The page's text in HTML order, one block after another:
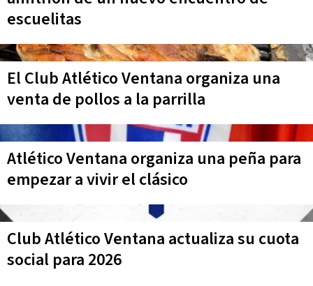
escuelitas
El Club Atlético Ventana organiza una
venta de pollos a la parrilla
Atlético Ventana organiza una peña para
empezar a vivir el clásico
Club Atlético Ventana actualiza su cuota
social para 2026